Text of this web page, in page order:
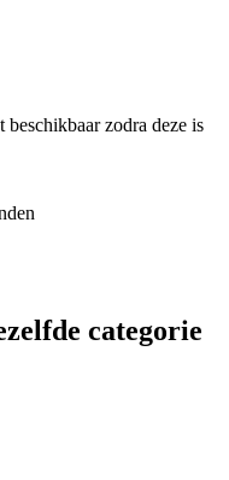
zodra deze is
categorie